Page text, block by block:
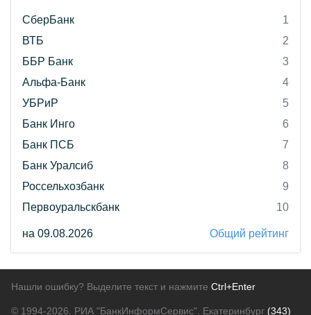
СберБанк
1
ВТБ
2
ББР Банк
3
Альфа-Банк
4
УБРиР
5
Банк Инго
6
Банк ПСБ
7
Банк Уралсиб
8
Россельхозбанк
9
Первоуральскбанк
10
на 09.08.2026 Общий рейтинг
Нашли ошибку? Выделите текст и нажмите Ctrl+Enter
© 1994-2026. РИА "БанкИнформСервис". Екатеринбург (343)